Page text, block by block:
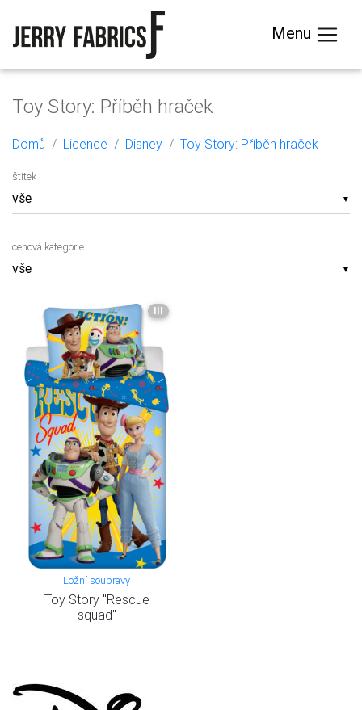
Menu
Toy Story: Příběh hraček
Domů Licence Disney Toy Story: Příběh hraček
▼
štítek
▼
cenová kategorie
III
Ložní soupravy
Toy Story "Rescue
squad"